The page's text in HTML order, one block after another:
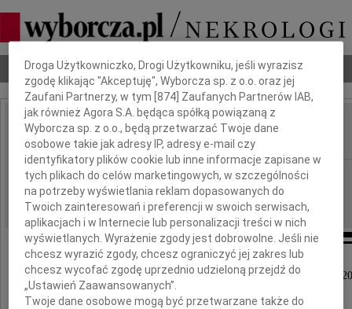
Nekrologi Odeszli Poradnik pogrzebowy
IMIĘ I NAZWISKO: Marian Nawrot
REGION: Warszawa
DATA EMISJI: 19.03.2010
Z głębokim żalem zawiadamiamy, że w dniu 11 marca
po długiej i ciężkiej chorobie
Dbamy o Twoją prywatność
Droga Użytkowniczko, Drogi Użytkowniku, jeśli wyrazisz
zgodę klikając "Akceptuję", Wyborcza sp. z o.o. oraz jej
Zaufani Partnerzy, w tym [874 ] Zaufanych Partnerów IAB,
jak również Agora S.A. będąca spółką powiązaną z
Wyborcza sp. z o.o., będą przetwarzać Twoje dane
osobowe takie jak adresy IP, adresy e-mail czy
identyfikatory plików cookie lub inne informacje zapisane w
tych plikach do celów marketingowych, w szczególności
na potrzeby wyświetlania reklam dopasowanych do
Twoich zainteresowań i preferencji w swoich serwisach,
aplikacjach i w Internecie lub personalizacji treści w nich
wyświetlanych. Wyrażenie zgody jest dobrowolne. Jeśli nie
chcesz wyrazić zgody, chcesz ograniczyć jej zakres lub
chcesz wycofać zgodę uprzednio udzieloną przejdź do
„Ustawień Zaawansowanych”.
Twoje dane osobowe mogą być przetwarzane także do